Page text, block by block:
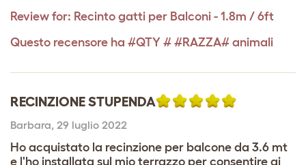
Review for: Recinto gatti per Balconi - 1.8m / 6ft
Questo recensore ha #QTY # #RAZZA# animali
RECINZIONE STUPENDA
Barbara 29 luglio 2022
Ho acquistato la recinzione per balcone da 3.6 mt
e l'ho installata sul mio terrazzo per consentire ai